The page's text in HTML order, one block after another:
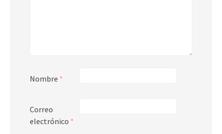
Nombre *
Correo
electrónico *